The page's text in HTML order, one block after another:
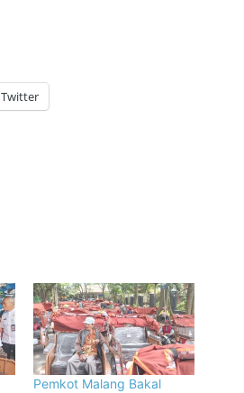
Twitter
Pemkot Malang Bakal